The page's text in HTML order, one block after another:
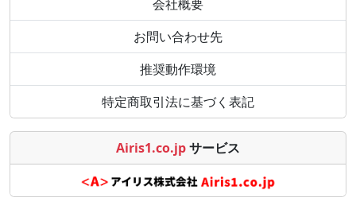
会社概要
お問い合わせ先
推奨動作環境
特定商取引法に基づく表記
Airis1.co.jpサービス